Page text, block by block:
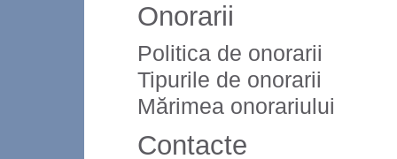
Onorarii
Politica de onorarii
Tipurile de onorarii
Mărimea onorariului
Contacte